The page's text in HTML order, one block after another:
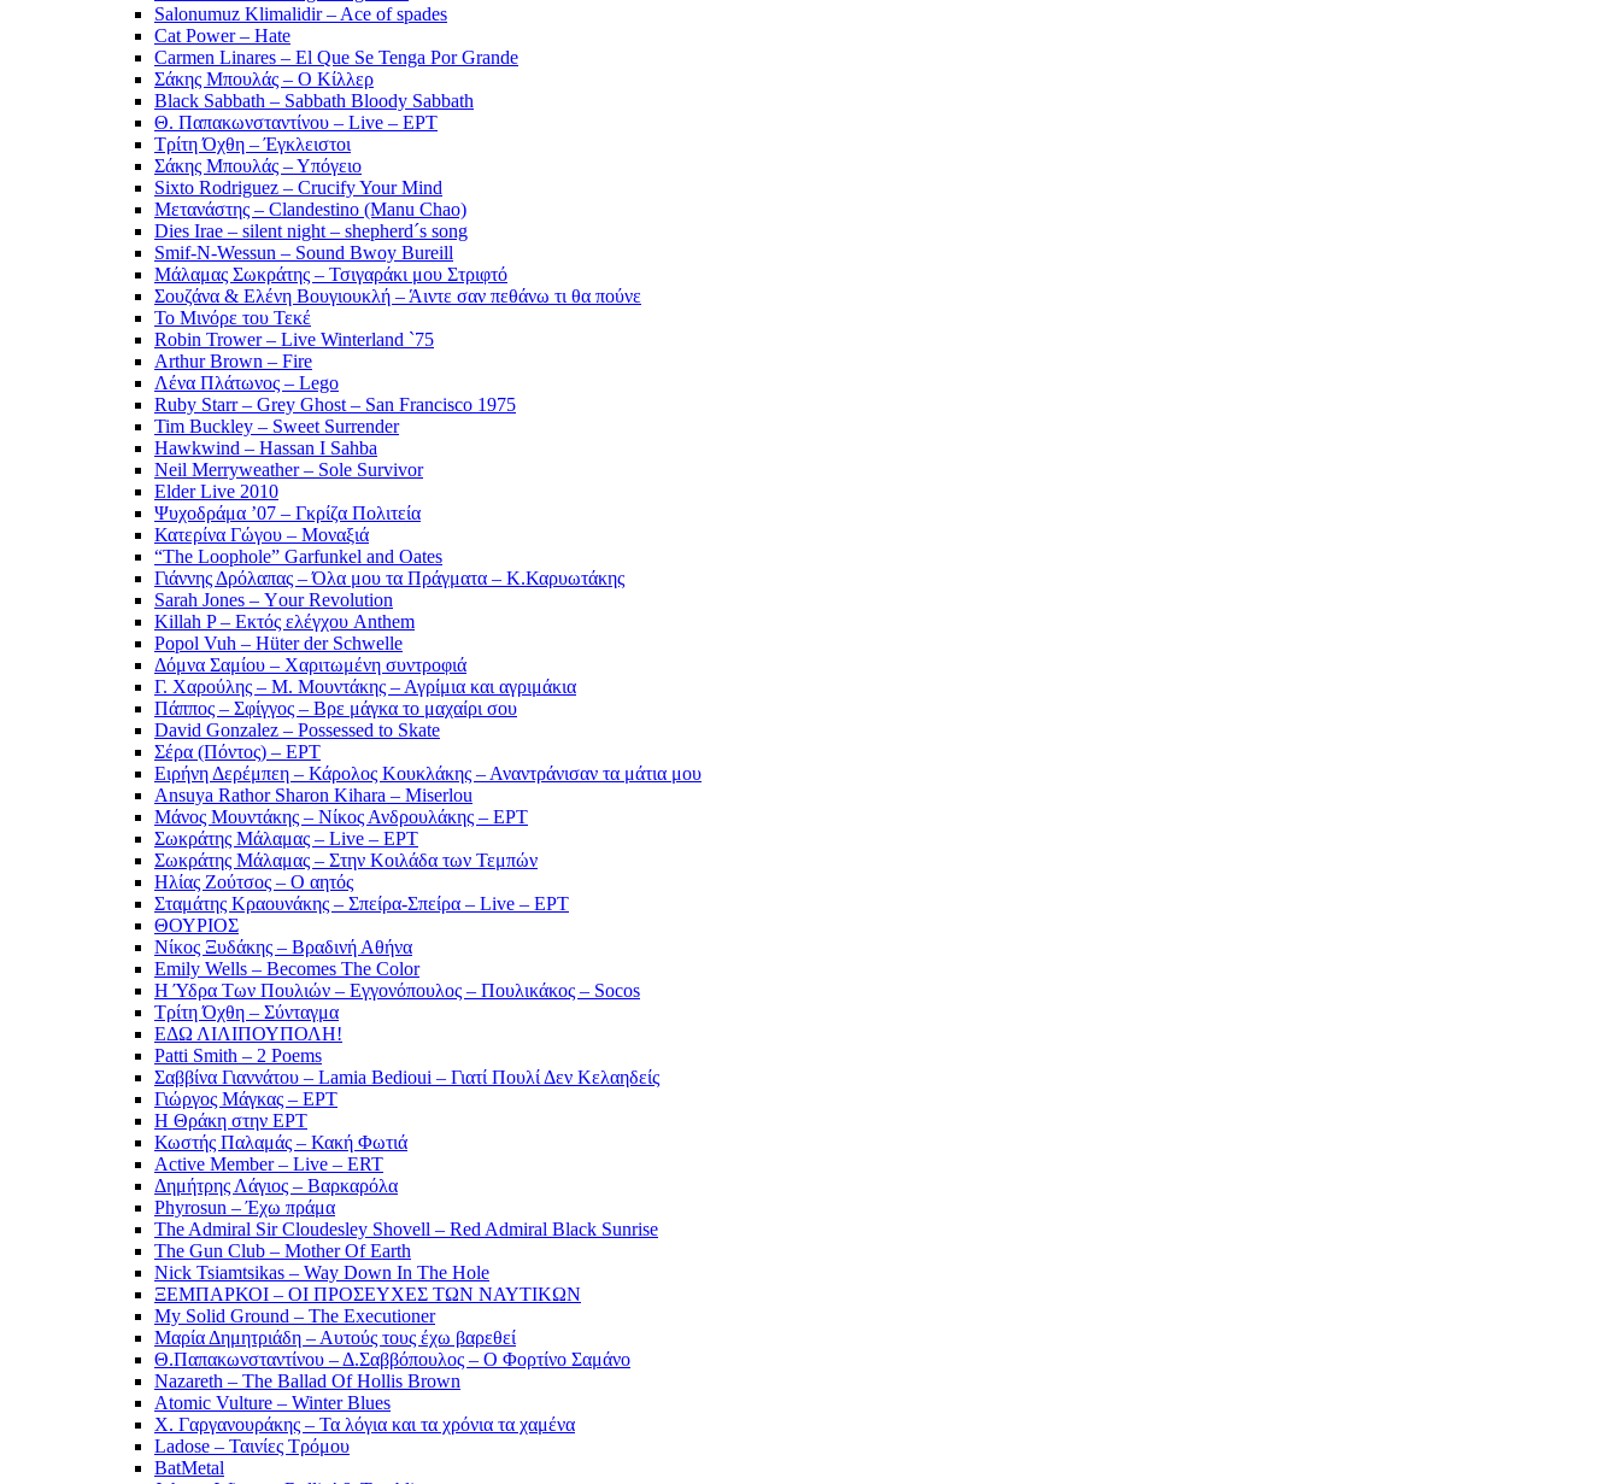
Salonumuz Klimalidir – Ace of spades
Cat Power – Hate
Carmen Linares – El Que Se Tenga Por Grande
Σάκης Μπουλάς – Ο Κίλλερ
Black Sabbath – Sabbath Bloody Sabbath
Θ. Παπακωνσταντίνου – Live – ΕΡΤ
Τρίτη Όχθη – Έγκλειστοι
Σάκης Μπουλάς – Υπόγειο
Sixto Rodriguez – Crucify Your Mind
Μετανάστης – Clandestino (Manu Chao)
Dies Irae – silent night – shepherd´s song
Smif-N-Wessun – Sound Bwoy Bureill
Mάλαμας Σωκράτης – Τσιγαράκι μου Στριφτό
Σουζάνα & Ελένη Βουγιουκλή – Άιντε σαν πεθάνω τι θα πούνε
Το Μινόρε του Τεκέ
Robin Trower – Live Winterland `75
Arthur Brown – Fire
Λένα Πλάτωνος – Lego
Ruby Starr – Grey Ghost – San Francisco 1975
Tim Buckley – Sweet Surrender
Hawkwind – Hassan I Sahba
Neil Merryweather – Sole Survivor
Elder Live 2010
Ψυχοδράμα ’07 – Γκρίζα Πολιτεία
Κατερίνα Γώγου – Μοναξιά
“The Loophole” Garfunkel and Oates
Γιάννης Δρόλαπας – Όλα μου τα Πράγματα – Κ.Καρυωτάκης
Sarah Jones – Υour Revolution
Killah P – Εκτός ελέγχου Anthem
Popol Vuh – Hüter der Schwelle
Δόμνα Σαμίου – Χαριτωμένη συντροφιά
Γ. Χαρούλης – Μ. Μουντάκης – Αγρίμια και αγριμάκια
Πάππος – Σφίγγος – Βρε μάγκα το μαχαίρι σου
David Gonzalez – Possessed to Skate
Σέρα (Πόντος) – ΕΡΤ
Ειρήνη Δερέμπεη – Κάρολος Κουκλάκης – Αναντράνισαν τα μάτια μου
Ansuya Rathor Sharon Kihara – Miserlou
Μάνος Μουντάκης – Νίκος Ανδρουλάκης – ΕΡΤ
Σωκράτης Μάλαμας – Live – ΕΡΤ
Σωκράτης Μάλαμας – Στην Κοιλάδα των Τεμπών
Ηλίας Ζούτσος – Ο αητός
Σταμάτης Κραουνάκης – Σπείρα-Σπείρα – Live – ΕΡΤ
ΘΟΥΡΙΟΣ
Νίκος Ξυδάκης – Βραδινή Αθήνα
Emily Wells – Becomes The Color
Η Ύδρα Των Πουλιών – Εγγονόπουλος – Πουλικάκος – Socos
Τρίτη Όχθη – Σύνταγμα
ΕΔΩ ΛΙΛΙΠΟΥΠΟΛΗ!
Patti Smith – 2 Poems
Σαββίνα Γιαννάτου – Lamia Bedioui – Γιατί Πουλί Δεν Κελαηδείς
Γιώργος Μάγκας – ΕΡΤ
Η Θράκη στην ΕΡΤ
Κωστής Παλαμάς – Κακή Φωτιά
Active Member – Live – ERT
Δημήτρης Λάγιος – Βαρκαρόλα
Phyrosun – Έχω πράμα
The Admiral Sir Cloudesley Shovell – Red Admiral Black Sunrise
The Gun Club – Mother Of Earth
Nick Tsiamtsikas – Way Down In The Hole
ΞΕΜΠΑΡΚΟΙ – ΟΙ ΠΡΟΣΕΥΧΕΣ ΤΩΝ ΝΑΥΤΙΚΩΝ
My Solid Ground – The Executioner
Μαρία Δημητριάδη – Αυτούς τους έχω βαρεθεί
Θ.Παπακωνσταντίνου – Δ.Σαββόπουλος – Ο Φορτίνο Σαμάνο
Nazareth – The Ballad Of Hollis Brown
Atomic Vulture – Winter Blues
Χ. Γαργανουράκης – Τα λόγια και τα χρόνια τα χαμένα
Ladose – Ταινίες Τρόμου
BatMetal